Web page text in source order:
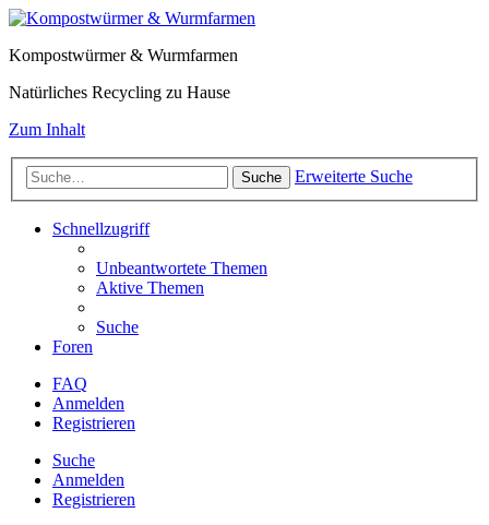
Kompostwürmer & Wurmfarmen
Natürliches Recycling zu Hause
Zum Inhalt
Suche Erweiterte Suche
Schnellzugriff
Unbeantwortete Themen
Aktive Themen
Suche
Foren
FAQ
Anmelden
Registrieren
Suche
Anmelden
Registrieren